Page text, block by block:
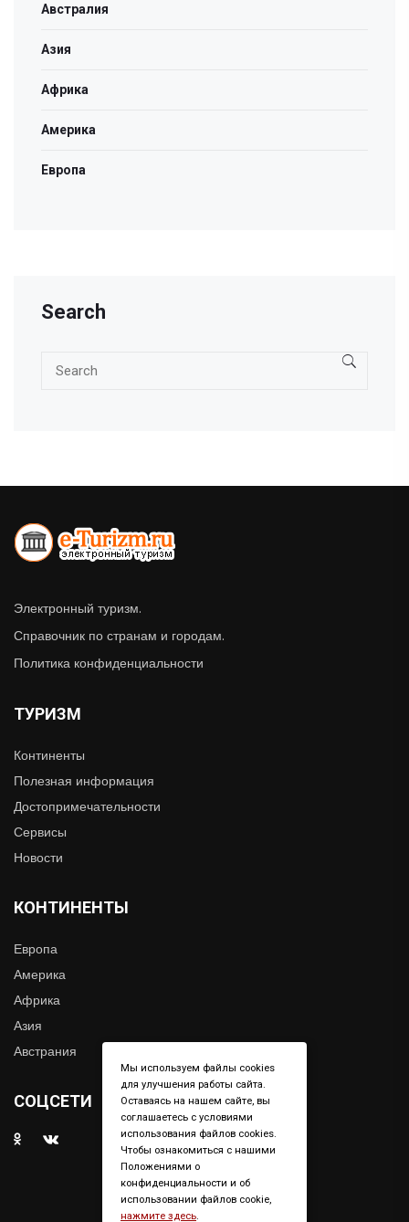
Австралия
Азия
Африка
Америка
Европа
Search
Электронный туризм.
Справочник по странам и городам.
Политика конфиденциальности
ТУРИЗМ
Континенты
Полезная информация
Достопримечательности
Сервисы
Новости
КОНТИНЕНТЫ
Европа
Америка
Африка
Азия
Австрания
СОЦСЕТИ
Мы используем файлы cookies
для улучшения работы сайта.
Оставаясь на нашем сайте, вы
соглашаетесь с условиями
использования файлов cookies.
Чтобы ознакомиться с нашими
Положениями о
конфиденциальности и об
использовании файлов cookie,
нажмите здесь.